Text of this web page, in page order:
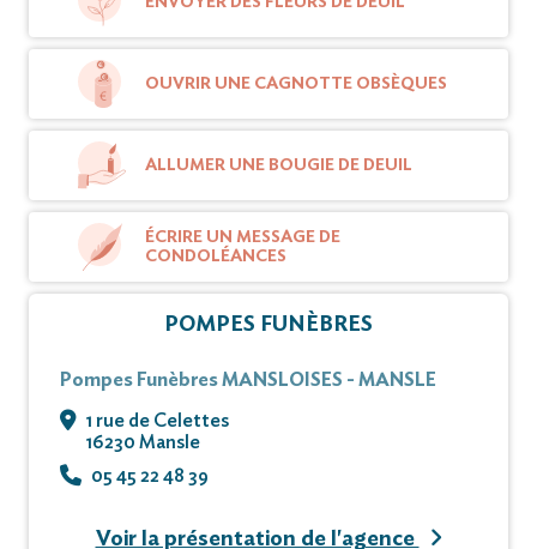
Vous pouvez déposer vos messages de
condoléances et témoignages sur ce site.
OUVRIR UNE CAGNOTTE OBSÈQUES
ALLUMER UNE BOUGIE DE DEUIL
ÉCRIRE UN MESSAGE DE
CONDOLÉANCES
POMPES FUNÈBRES
Pompes Funèbres MANSLOISES - MANSLE
1 rue de Celettes
16230 Mansle
05 45 22 48 39
Voir la présentation de l'agence